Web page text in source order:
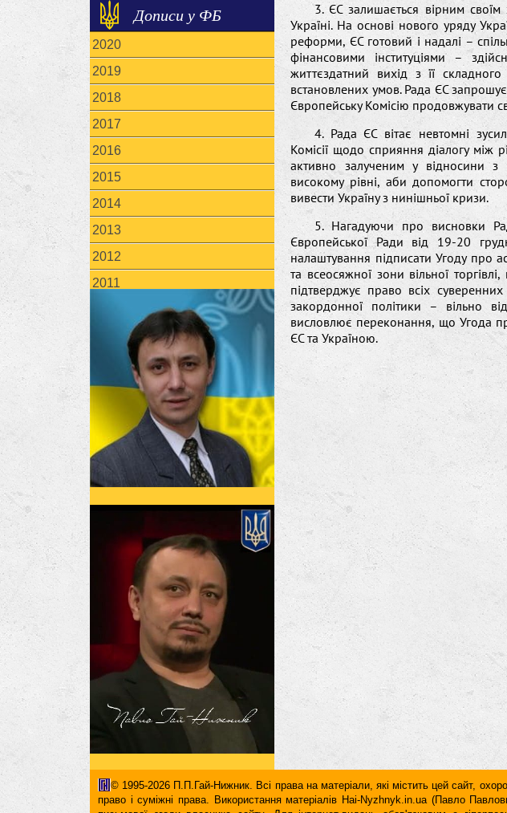
Дописи у ФБ
2020
2019
2018
2017
2016
2015
2014
2013
2012
2011
3. ЄС залишається вірним
Україні. На основі нового уряду
реформи, ЄС готовий і надалі –
фінансовими інституціями –
життєздатний вихід з її
встановлених умов. Рада ЄС
Європейську Комісію продовжувати
4. Рада ЄС вітає невтомні
Комісії щодо сприяння діалогу між
активно залученим у відносини
високому рівні, аби допомогти
вивести Україну з нинішньої кризи.
5. Нагадуючи про висновки
Європейської Ради від 19-20
налаштування підписати Угоду про
та всеосяжної зони вільної
підтверджує право всіх
закордонної політики – вільно
висловлює переконання, що Угода
ЄС та Україною.
© 1995-2026 П.П.Гай-Нижник. Всі права на матеріали, які містить цей сайт,
право і суміжні права. Використання матерiалiв Hai-Nyzhnyk.in.ua (Павло
письмової згоди власника сайту. Для iнтернет-видань обов'язковим є
гіперпосилання повинні міститися виключно в першому чи в другому абзаці тексту.